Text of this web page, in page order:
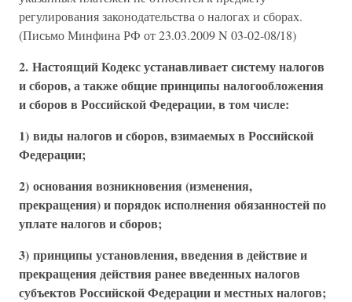
регулирования законодательства о налогах и сборах.
(Письмо Минфина РФ от 23.03.2009 N 03-02-08/18)
2. Настоящий Кодекс устанавливает систему налогов
и сборов, а также общие принципы налогообложения
и сборов в Российской Федерации, в том числе:
1) виды налогов и сборов, взимаемых в Российской
Федерации;
2) основания возникновения (изменения,
прекращения) и порядок исполнения обязанностей по
уплате налогов и сборов;
3) принципы установления, введения в действие и
прекращения действия ранее введенных налогов
субъектов Российской Федерации и местных налогов;